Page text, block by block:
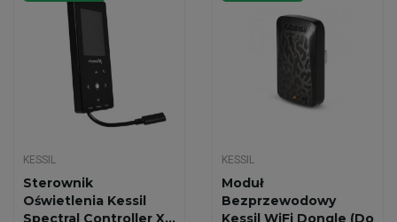
KESSIL
Sterownik
Oświetlenia Kessil
Spectral Controller X...
KESSIL
Moduł
Bezprzewodowy
Kessil WiFi Dongle (do